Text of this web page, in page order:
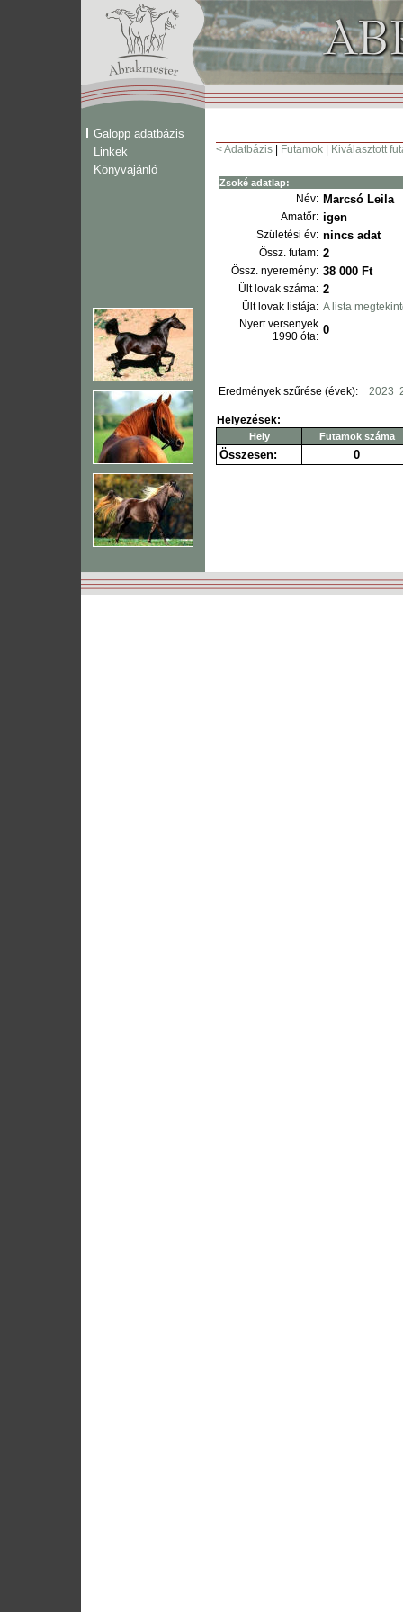
Galopp adatbázis
Linkek
Könyvajánló
< Adatbázis Futamok Kiválasztott
Zsoké adatlap:
Név: Marcsó Leila
Amatőr: igen
Születési év: nincs adat
Össz. futam: 2
Össz. nyeremény: 38 000 Ft
Ült lovak száma: 2
Ült lovak listája: A lista
Nyert versenyek
1990 óta: 0
Eredmények szűrése (évek): 2023
Helyezések:
Hely Futamok száma
Összesen: 0